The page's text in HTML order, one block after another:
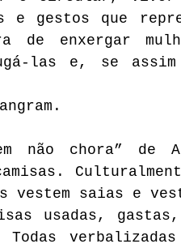
gestos que
de enxergar
las e, se
não chora”
vestem saias e
usadas,